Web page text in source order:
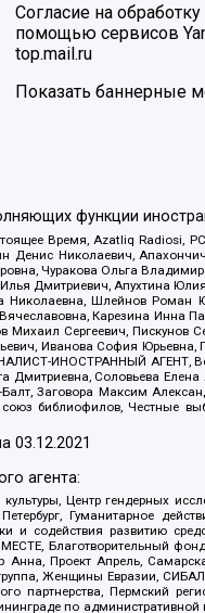
Согласие на
помощью сервисов
top.mail.ru
Показать баннерные
функции
Время, Azatliq Radiosi,
Денис Николаевич,
Чуракова Ольга
Дмитриевич, Апухтина
Шлейнов
Карезина
Сергеевич, Пискунов
Иванова София
ИНОСТРАННЫЙ АГЕНТ,
Дмитриевна, Соловьева
Заговора Максим
библиофилов, Честные
03.12.2021
агента:
Центр гендерных
Гуманитарное
и содействия развитию
Благотворительный
Анна, Проект Апрель,
Женщины Евразии,
партнерства, Пермский
по административной